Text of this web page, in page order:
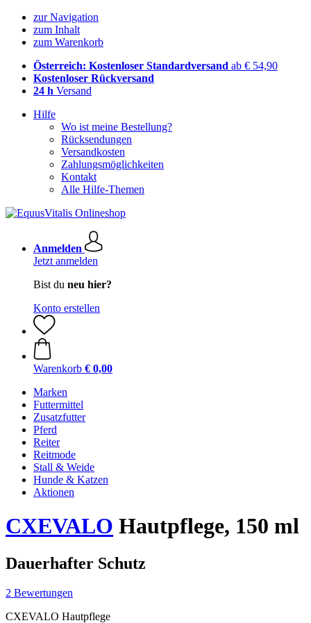
zur Navigation
zum Inhalt
zum Warenkorb
Österreich: Kostenloser Standardversand ab € 54,90
Kostenloser Rückversand
24 h Versand
Hilfe
Wo ist meine Bestellung?
Rücksendungen
Versandkosten
Zahlungsmöglichkeiten
Kontakt
Alle Hilfe-Themen
Anmelden
Jetzt anmelden
Bist du neu hier?
Konto erstellen
Warenkorb € 0,00
Marken
Futtermittel
Zusatzfutter
Pferd
Reiter
Reitmode
Stall & Weide
Hunde & Katzen
Aktionen
CXEVALO Hautpflege, 150 ml
Dauerhafter Schutz
2 Bewertungen
CXEVALO Hautpflege